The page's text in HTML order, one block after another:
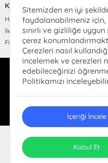
KURUMSAL
Hakkımızda
İletişim
Fiyat Listesi
© 2025 Hermes
Tasarım &
Sitemizden en iyi
faydalanabilmeniz
sınırlı ve gizliliğe
çerez
Çerezleri nasıl
incelemek ve çerezleri
edebileceğinizi
Politikamızı
İçeriği İncele
Kabul Et